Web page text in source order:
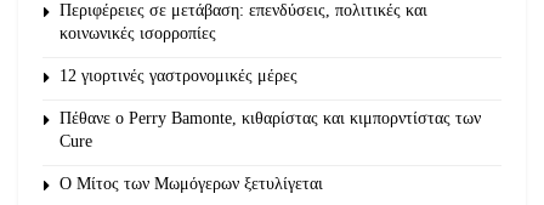
Περιφέρειες σε μετάβαση: επενδύσεις, πολιτικές και
κοινωνικές ισορροπίες
12 γιορτινές γαστρονομικές μέρες
Πέθανε ο Perry Bamonte, κιθαρίστας και κιμπορντίστας των
Cure
O Μίτος των Μωμόγερων ξετυλίγεται